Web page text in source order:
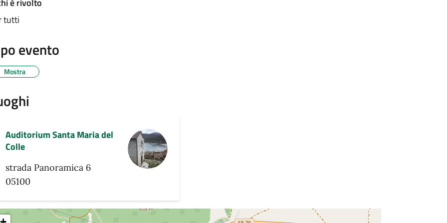
tutti
evento
Mostra
Auditorium Santa Maria del
Colle
strada Panoramica 6
05100